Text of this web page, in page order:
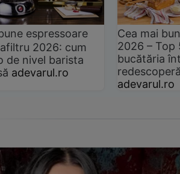
espressoare
2026: cum
de nivel barista
adevarul.ro
Cea mai
2026 –
bucătăria
adevarul.ro